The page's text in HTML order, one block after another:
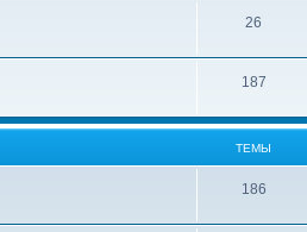
26
187
ТЕМЫ
186